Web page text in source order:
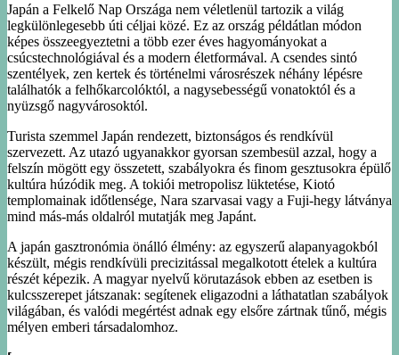
Japán a Felkelő Nap Országa nem véletlenül tartozik a világ
legkülönlegesebb úti céljai közé. Ez az ország példátlan módon
képes összeegyeztetni a több ezer éves hagyományokat a
csúcstechnológiával és a modern életformával. A csendes sintó
szentélyek, zen kertek és történelmi városrészek néhány lépésre
találhatók a felhőkarcolóktól, a nagysebességű vonatoktól és a
nyüzsgő nagyvárosoktól.
Turista szemmel Japán rendezett, biztonságos és rendkívül
szervezett. Az utazó ugyanakkor gyorsan szembesül azzal, hogy a
felszín mögött egy összetett, szabályokra és finom gesztusokra épülő
kultúra húzódik meg. A tokiói metropolisz lüktetése, Kiotó
templomainak időtlensége, Nara szarvasai vagy a Fuji-hegy látványa
mind más-más oldalról mutatják meg Japánt.
A japán gasztronómia önálló élmény: az egyszerű alapanyagokból
készült, mégis rendkívüli precizitással megalkotott ételek a kultúra
részét képezik. A magyar nyelvű körutazások ebben az esetben is
kulcsszerepet játszanak: segítenek eligazodni a láthatatlan szabályok
világában, és valódi megértést adnak egy elsőre zártnak tűnő, mégis
mélyen emberi társadalomhoz.